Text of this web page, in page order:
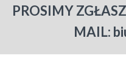
PROSIMY
MAIL: